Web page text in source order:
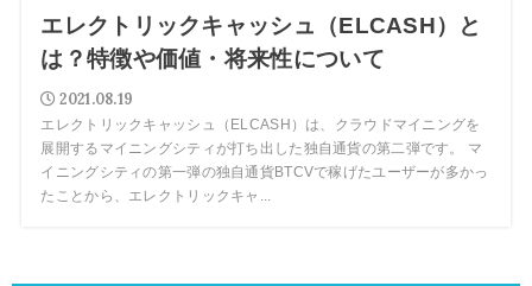
エレクトリックキャッシュ（ELCASH）と
は？特徴や価値・将来性について
2021.08.19
エレクトリックキャッシュ（ELCASH）は、クラウドマイニングを
展開するマイニングシティが打ち出した独自通貨の第二弾です。 マ
イニングシティの第一弾の独自通貨BTCVで稼げたユーザーが多かっ
たことから、エレクトリックキャ...